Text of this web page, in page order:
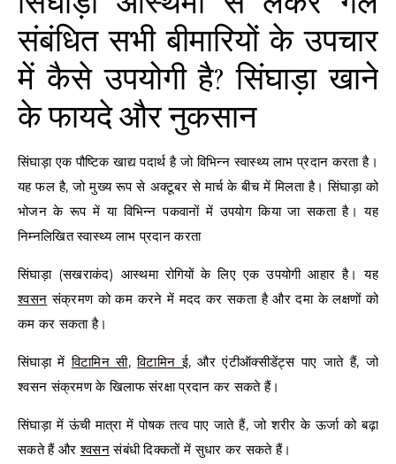
संबंधित सभी बीमारियों के उपचार
में कैसे उपयोगी है? सिंघाड़ा खाने
के फायदे और नुकसान
सिंघाड़ा एक पौष्टिक खाद्य पदार्थ है जो विभिन्न स्वास्थ्य लाभ प्रदान करता है।
यह फल है, जो मुख्य रूप से अक्टूबर से मार्च के बीच में मिलता है। सिंघाड़ा को
भोजन के रूप में या विभिन्न पकवानों में उपयोग किया जा सकता है। यह
निम्नलिखित स्वास्थ्य लाभ प्रदान करता
सिंघाड़ा (सखराकंद) आस्थमा रोगियों के लिए एक उपयोगी आहार है। यह
श्वसन संक्रमण को कम करने में मदद कर सकता है और दमा के लक्षणों को
कम कर सकता है।
सिंघाड़ा मेंविटामिन सी,विटामिन ई, और एंटीऑक्सीडेंट्स पाए जाते हैं, जो
श्वसन संक्रमण के खिलाफ संरक्षा प्रदान कर सकते हैं।
सिंघाड़ा में ऊंची मात्रा में पोषक तत्व पाए जाते हैं, जो शरीर के ऊर्जा को बढ़ा
सकते हैं औरश्वसनसंबंधी दिक्कतों में सुधार कर सकते हैं।